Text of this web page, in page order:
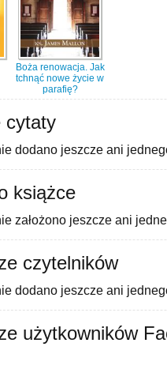
Boża renowacja. Jak
tchnąć nowe życie w
parafię?
cytaty
dodano jeszcze ani
książce
założono jeszcze ani
czytelników
dodano jeszcze ani
użytkowników